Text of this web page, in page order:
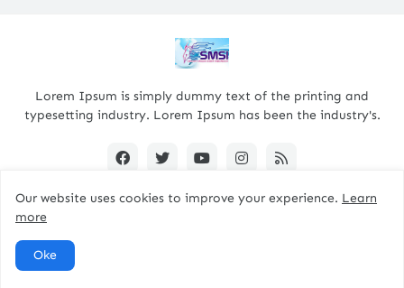
Lorem Ipsum is simply dummy text of the printing and
typesetting industry. Lorem Ipsum has been the industry's.
Our website uses cookies to improve your experience. Learn
more
Oke